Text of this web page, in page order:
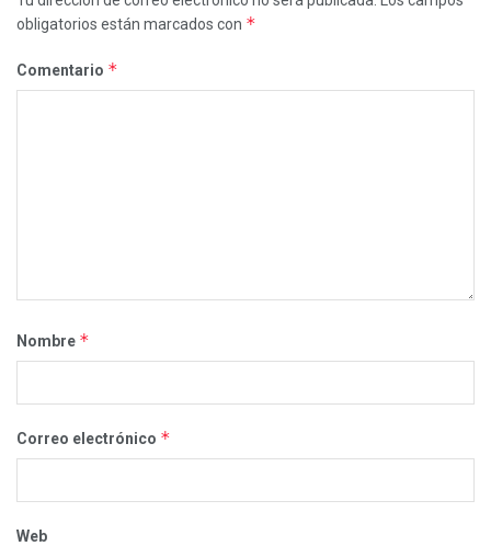
obligatorios están marcados con *
Comentario *
Nombre *
Correo electrónico *
Web